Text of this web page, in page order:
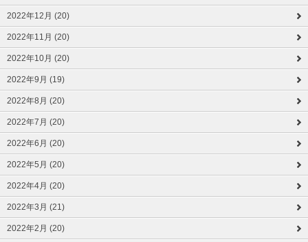
2022年12月 (20)
2022年11月 (20)
2022年10月 (20)
2022年9月 (19)
2022年8月 (20)
2022年7月 (20)
2022年6月 (20)
2022年5月 (20)
2022年4月 (20)
2022年3月 (21)
2022年2月 (20)